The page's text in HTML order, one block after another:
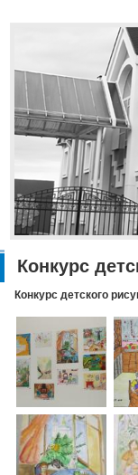
Конкурс
Конкурс детского